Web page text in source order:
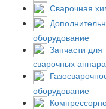
Сварочная
оборудование
Запчасти для
сварочных
оборудование